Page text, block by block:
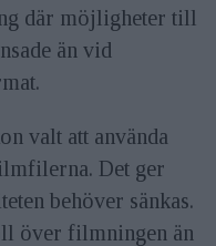
där möjligheter till
än vid
valt att använda
Det ger
behöver sänkas.
över filmningen än